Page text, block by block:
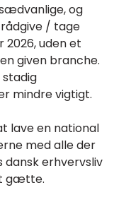
og
/ tage
uden et
given branche.
mindre vigtigt.
lave en national
med alle der
dansk erhvervsliv
gætte.